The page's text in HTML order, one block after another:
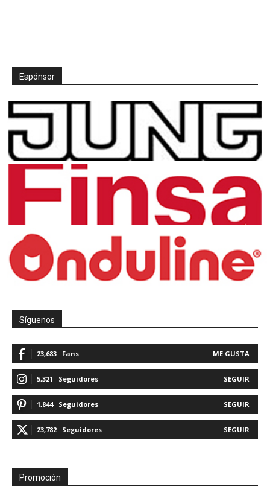
Espónsor
Síguenos
23,683 Fans ME GUSTA
5,321 Seguidores SEGUIR
1,844 Seguidores SEGUIR
23,782 Seguidores SEGUIR
Promoción